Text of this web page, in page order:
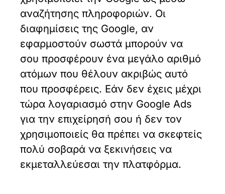
αναζήτησης πληροφοριών. Οι
διαφημίσεις της Google, αν
εφαρμοστούν σωστά μπορούν να
σου προσφέρουν ένα μεγάλο αριθμό
ατόμων που θέλουν ακριβώς αυτό
που προσφέρεις. Εάν δεν έχεις μέχρι
τώρα λογαριασμό στην Google Ads
για την επιχείρησή σου ή δεν τον
χρησιμοποιείς θα πρέπει να σκεφτείς
πολύ σοβαρά να ξεκινήσεις να
εκμεταλλεύεσαι την πλατφόρμα.